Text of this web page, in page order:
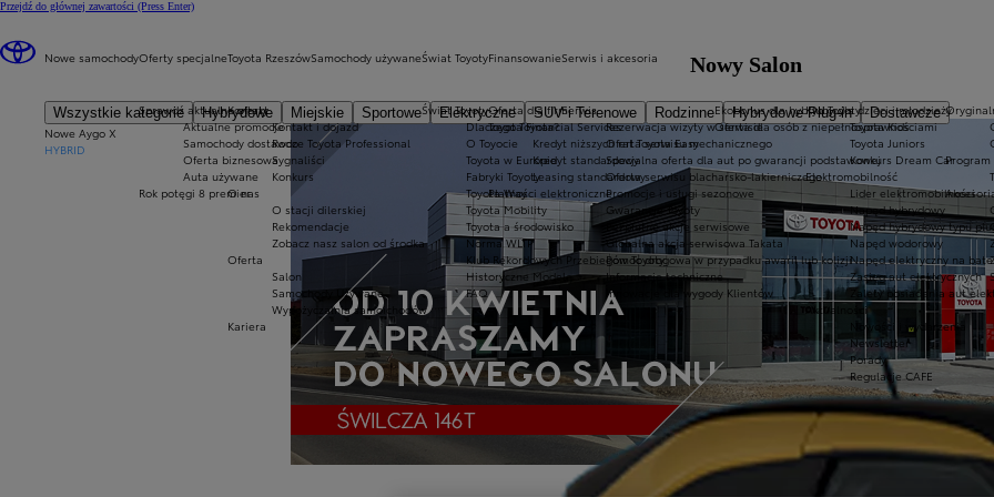
Przejdź do głównej zawartości (Press Enter)
Nowe samochody
Wszystkie kategorie Hybrydowe Miejskie Sportowe Elektryczne SUV i Terenowe Rodzinne Hybrydowe Plug-in
Dostawcze
Nowe Aygo X
HYBRID
Oferty specjalne
Sprawdź aktualne oferty
Aktualne promocje
Samochody dostawcze Toyota Professional
Oferta biznesowa
Auta używane
Rok potęgi 8 premier
Ekobonus dla hybryd Toyoty
Oferta dla osób z niepełnosprawnościami
Toyota Rzeszów
Kontakt
Kontakt i dojazd
Rodo
Sygnaliści
Konkurs
O nas
O stacji dilerskiej
Rekomendacje
Zobacz nasz salon od środka
Oferta
Salon
Samochody Używane
Wypożyczalnia samoichodów
Kariera
Samochody używaneŚwiat Toyoty
Świat Toyoty
Dlaczego Toyota?
O Toyocie
Toyota w Europie
Fabryki Toyoty
Toyota Way
Toyota Mobility
Toyota a środowisko
Norma WLTP
Klub Rekordowych Przebiegów Toyoty
Historyczne Modele
FAQ
Kluby dla dzieci i młodzieży
Toyota Kids
Toyota Juniors
Konkurs Dream Car
Elektromobilność
Lider elektromobilności
Napęd hybrydowy
Napęd hybrydowy typu
Napęd wodorowy
Napęd elektryczny na
Zasięg aut elektrycznych
Zalety posiadania aut
Aktualności
Nowości i wydarzenia
Newsletter
Porady
Regulacje CAFE
Finansowanie
Oferta dla firm
Toyota Financial Services
Kredyt niższych rat Toyota Easy
Kredyt standardowy
Leasing standardowy
Płatności elektroniczne
Serwis i akcesoria
Serwis
Rezerwacja wizyty w serwisie
Oferta serwisu mechanicznego
Specjalna oferta dla aut po gwarancji podstawowej
Oferta serwisu blacharsko-lakierniczego
Promocje i usługi sezonowe
Gwarancje Toyoty
Bezpłatne akcje serwisowe
Globalna akcja serwisowa Takata
Pomoc drogowa w przypadku awarii lub kolizji
Informacje techniczne
Innowacje dla wygody Klientów
Program
Nowy Salon